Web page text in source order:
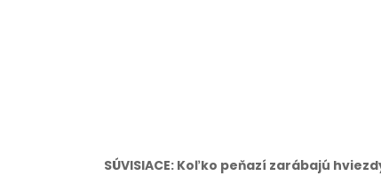
SÚVISIACE: Koľko peňazí zarábajú